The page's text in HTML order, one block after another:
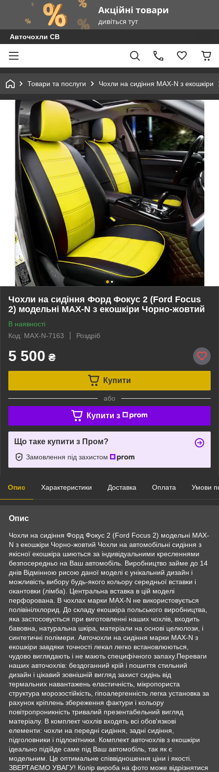
Авточохли СВ
Товари та послуги Чохли на сидіння MAX-N з екошкіри
Чохли на сидіння Форд Фокус 2 (Ford Focus
2) модельні MAX-N з екошкіри Чорно-жовтий
В наявності
Код: MAX-N-7163
Роздріб
5 500 ₴
Купити
або
Купити з
Що таке купити з Пром?
Замовлення під захистом
Опис Характеристики Доставка Оплата Умови
Опис
Чохли на сидіння Форд Фокус 2 (Ford Focus 2) модельні MAX-
N з екошкіри Чорно-жовтий Чохли на автомобільні сидіння з
якісної екошкіра шиються за індивідуальними кресленнями
безпосередньо на Ваш автомобіль. Виробництво займе до 14
днів Відмінною рисою даної моделі є унікальний дизайн і
можливість вибору будь-якого кольору середньої вставки і
окантовки (лімба). Центральна вставка в цій моделі
перфорована. В чохлах марки MAX-N не використовується
полівінілхлорид. До складу екошкіра польського виробництва,
яка застосовується при виготовленні наших чохлів, входить
бавовна, натуральна шкіра, матеріали на основі целюлози, і
синтетичні полімери. Авточохли на сидіння марки MAX-N з
екошкіри завдяки точності лекал легко встановлюються,
чудово виглядають і не мають специфічного запаху.Переваги
наших авточохлів: бездоганний крій і пошиття стильний
дизайн і цікавий зовнішній вигляд захист сидінь від
термальних навантажень еластичність, мікропориста
структура морозостійкість, гіпоалергенність легка установка за
рахунок кріплень збереження фактури і кольору
повітропроникність тривалий презентабельний вигляд
матеріалу. В комплект чохлів входять всі обов'язкові
елементи: чохли на передні сидіння, задні сидіння,
підголовники і підлокітники. Комплект авточохлів з екошкіри
ідеально підійде саме під Ваш автомобіль, так як є
модельним. Це оптимальне співвідношення ціни і якості.
ЗВЕРТАЄМО УВАГУ! Колір вироба на фото може відрізнятися